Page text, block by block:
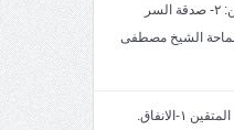
خطبة الجمعة: سمات المتقين: ٢- صدقة السر
بتاريخ29/1/1446.سماحة الشيخ مصطفى
خطبة الجمعة بعنوان: سمات المتقين ١-الانفاق.